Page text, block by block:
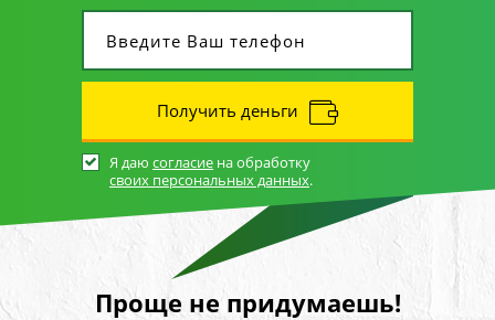
Получить деньги
Я даю согласие на обработку
своих персональных данных.
Проще не придумаешь!